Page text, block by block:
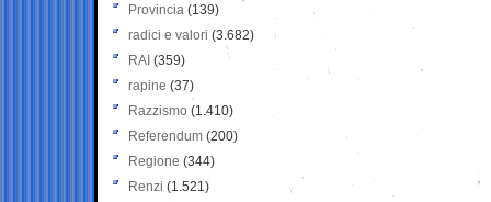
Provincia (139)
radici e valori (3.682)
RAI (359)
rapine (37)
Razzismo (1.410)
Referendum (200)
Regione (344)
Renzi (1.521)